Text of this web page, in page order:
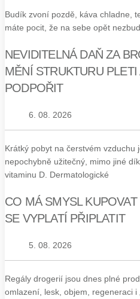
Budík zvoní pozdě, káva chladne,
máte pocit, že na sebe opět
NEVIDITELNÁ DAŇ ZA
MĚNÍ STRUKTURU
PODPOŘIT
6. 08. 2026
Krátký pobyt na čerstvém vzduchu
nepochybně užitečný, mimo jiné
vitaminu D. Dermatologické
CO MÁ SMYSL
SE VYPLATÍ PŘIPLATIT
5. 08. 2026
Regály drogerií jsou dnes plné
omlazení, lesk, objem, regeneraci i